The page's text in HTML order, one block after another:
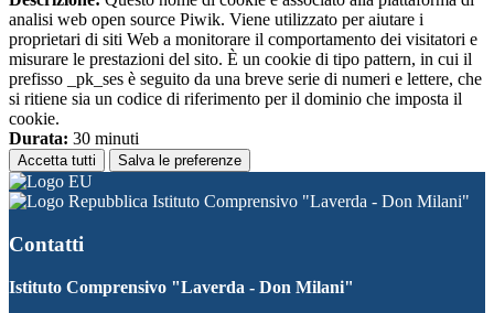
analisi web open source Piwik. Viene utilizzato per aiutare i
proprietari di siti Web a monitorare il comportamento dei visitatori e
misurare le prestazioni del sito. È un cookie di tipo pattern, in cui il
prefisso _pk_ses è seguito da una breve serie di numeri e lettere, che
si ritiene sia un codice di riferimento per il dominio che imposta il
cookie.
Durata: 30 minuti
Accetta tutti Salva le preferenze
Istituto Comprensivo "Laverda - Don Milani"
Contatti
Istituto Comprensivo "Laverda - Don Milani"